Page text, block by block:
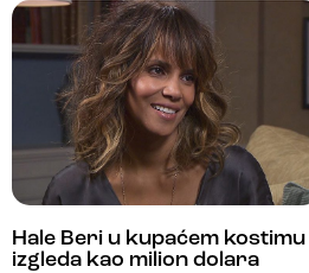
Hale Beri u kupaćem kostimu
izgleda kao milion dolara